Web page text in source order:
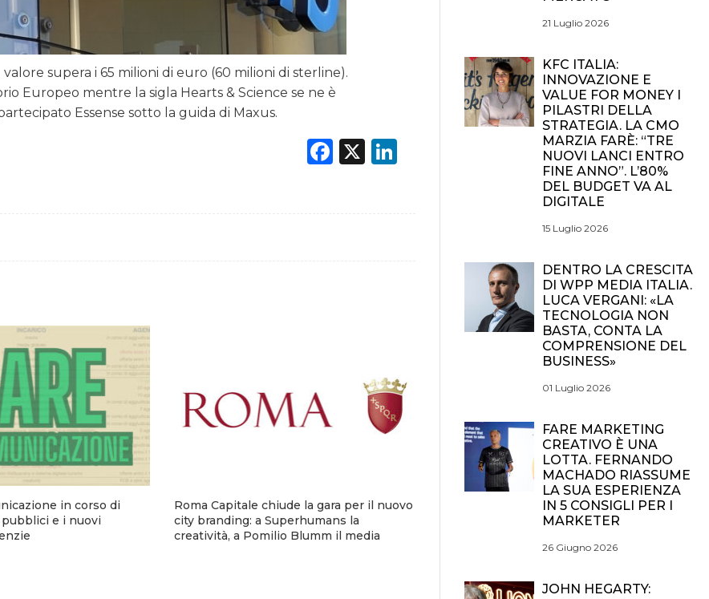
supera i 65 milioni di euro (60 milioni di sterline).
Europeo mentre la sigla Hearts & Science se ne è
Essense sotto la guida di Maxus.
Facebook
X LinkedIn
in corso di
e i nuovi
Roma Capitale chiude la gara per il nuovo
city branding: a Superhumans la
creatività, a Pomilio Blumm il media
21 Luglio 2026
KFC ITALIA:
INNOVAZIONE E
VALUE FOR MONEY I
PILASTRI DELLA
STRATEGIA. LA CMO
MARZIA FARÈ: “TRE
NUOVI LANCI ENTRO
FINE ANNO”. L’80%
DEL BUDGET VA AL
DIGITALE
15 Luglio 2026
DENTRO LA CRESCITA
DI WPP MEDIA ITALIA.
LUCA VERGANI: «LA
TECNOLOGIA NON
BASTA, CONTA LA
COMPRENSIONE DEL
BUSINESS»
01 Luglio 2026
FARE MARKETING
CREATIVO È UNA
LOTTA. FERNANDO
MACHADO RIASSUME
LA SUA ESPERIENZA
IN 5 CONSIGLI PER I
MARKETER
26 Giugno 2026
JOHN HEGARTY: